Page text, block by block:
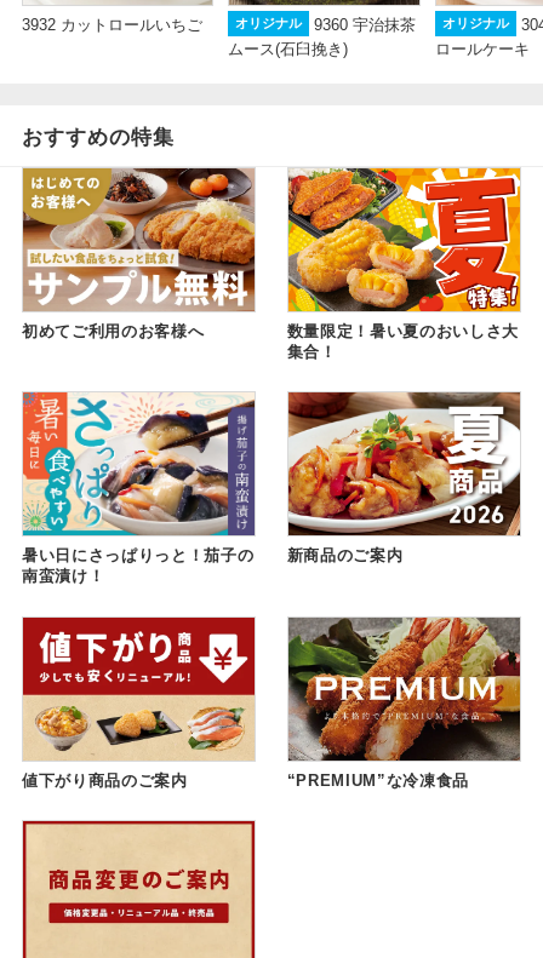
3932 カットロールいちご オリジナル
9360 宇治抹茶
ムース(石臼挽き)
オリジナル
ロールケーキ
おすすめの特集
初めてご利用のお客様へ
数量限定！暑い夏のおいしさ大
集合！
暑い日にさっぱりっと！茄子の
南蛮漬け！
新商品のご案内
値下がり商品のご案内 “PREMIUM”な冷凍食品